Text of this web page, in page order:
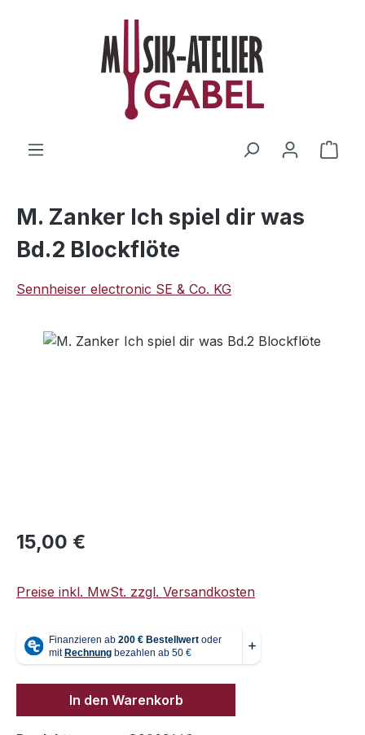
Zum Hauptinhalt springen
M. Zanker Ich spiel dir was
Bd.2 Blockflöte
Sennheiser electronic SE & Co. KG
Bildergalerie überspringen
Regulärer Preis:
15,00 €
Preise inkl. MwSt. zzgl. Versandkosten
In den Warenkorb